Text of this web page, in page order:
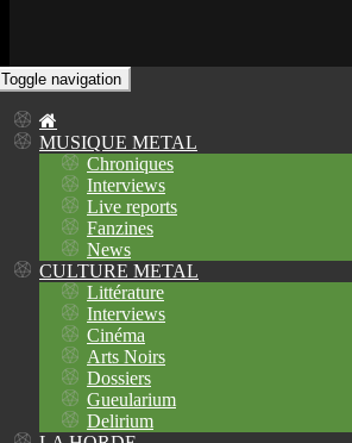
Toggle navigation
MUSIQUE METAL
Chroniques
Interviews
Live reports
Fanzines
News
CULTURE METAL
Littérature
Interviews
Cinéma
Arts Noirs
Dossiers
Gueularium
Delirium